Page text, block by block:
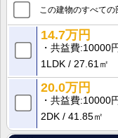
この建物のすべて
14.7万円
共益費 10000
1LDK
27.61㎡
20.0万円
共益費 10000
2DK
41.85㎡